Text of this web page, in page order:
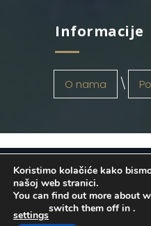
Informacije
O nama
OSATINA GRUPA
byINFOS Osijek.
Koristimo kolačiće kako
našoj web stranici.
You can find out more about
switch them off in
settings
.